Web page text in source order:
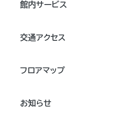
館内サービス
交通アクセス
フロアマップ
お知らせ